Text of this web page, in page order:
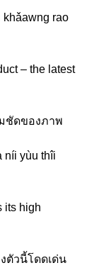
khǎawng rao
– the latest
ชัดของภาพ
níi yùu thîi
its high
ตัวนี้โดดเด่น